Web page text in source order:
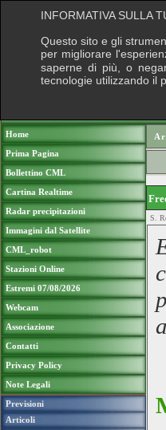
Home
Prima Pagina
Bollettino CML
Cartina Realtime
Radar precipitazioni
Immagini dal Satellite
CML_robot
Stazioni Online
Estremi 07/08/2026
Webcam
Associazione
Contatti
Privacy Policy
Note Legali
Previsioni
Articoli
S.
INFORMATIVA SULLA
Questo sito e gli
per migliorare
saperne di più, o
tecnologie utilizzando il